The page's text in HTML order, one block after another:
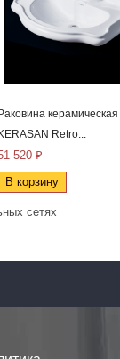
Раковина керамическая
KERASAN Retro...
520 ₽
В корзину
сетях